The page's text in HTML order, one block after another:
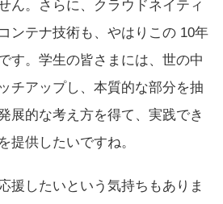
ん。さらに、クラウドネイティ
ンテナ技術も、やはりこの 10年
す。学生の皆さまには、世の中
チアップし、本質的な部分を抽
展的な考え方を得て、実践でき
提供したいですね。
援したいという気持ちもありま